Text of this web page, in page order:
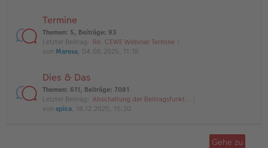
Termine
Themen: 5, Beiträge: 93
Letzter Beitrag: Re: CEWE Webinar Termine
von Maresa, 04.08.2025, 11:18
Dies & Das
Themen: 611, Beiträge: 7081
Letzter Beitrag: Abschaltung der Beitragsfunkt…
von spica, 18.12.2025, 15:20
Gehe zu